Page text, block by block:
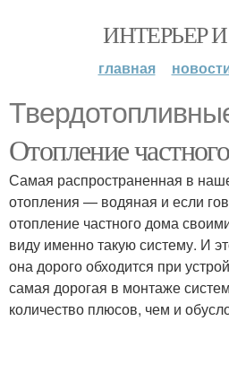
ИНТЕРЬЕР
главная
Отопление
Самая распространенная в
отопления — водяная и если
отопление частного дома
виду именно такую систему. И
она дорого обходится при
самая дорогая в монтаже
количество плюсов, чем и